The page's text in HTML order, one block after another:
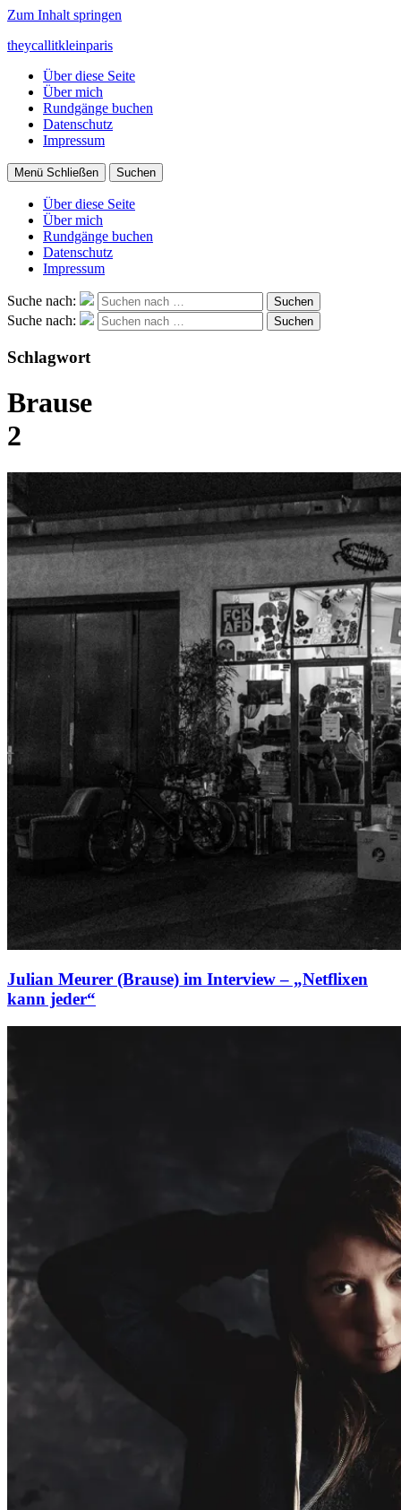
Zum Inhalt springen
theycallitkleinparis
Über diese Seite
Über mich
Rundgänge buchen
Datenschutz
Impressum
Menü Schließen Suchen
Über diese Seite
Über mich
Rundgänge buchen
Datenschutz
Impressum
Suche nach: Suchen
Suche nach: Suchen
Schlagwort
Brause
2
Julian Meurer (Brause) im Interview – „Netflixen
kann jeder“